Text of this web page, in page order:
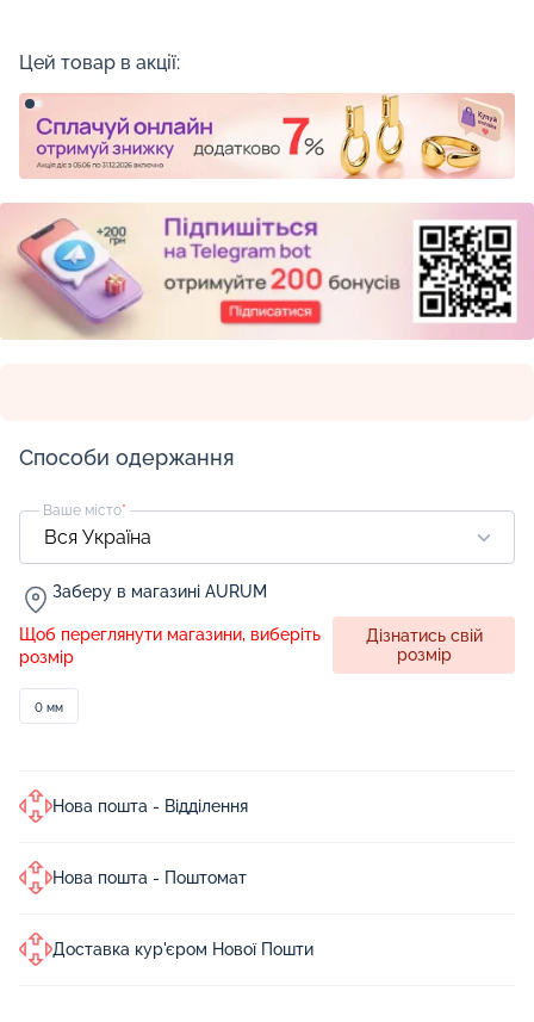
Цей товар в акції:
Способи одержання
Ваше місто*
Заберу в магазині AURUM
Щоб переглянути магазини, виберіть
розмір
Дізнатись свій
розмір
0 мм
Нова пошта - Відділення
Нова пошта - Поштомат
Доставка кур'єром Нової Пошти